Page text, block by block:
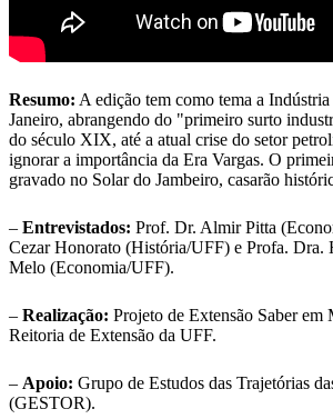
Resumo: A edição tem como tema a
Janeiro, abrangendo do "primeiro surto
do século XIX, até a atual crise do setor
ignorar a importância da Era Vargas. O
gravado no Solar do Jambeiro, casarão
– Entrevistados: Prof. Dr. Almir Pitta
Cezar Honorato (História/UFF) e Profa. Dra.
Melo (Economia/UFF).
– Realização: Projeto de Extensão Saber
Reitoria de Extensão da UFF.
– Apoio: Grupo de Estudos das Trajetórias
(GESTOR).